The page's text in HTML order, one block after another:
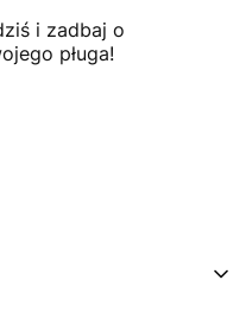
i zadbaj o
pługa!